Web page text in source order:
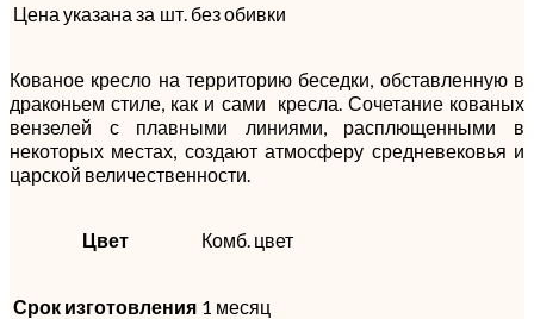
Цена указана за шт. без обивки
Кованое кресло на территорию беседки, обставленную в
драконьем стиле, как и сами кресла. Сочетание кованых
вензелей с плавными линиями, расплющенными в
некоторых местах, создают атмосферу средневековья и
царской величественности.
Цвет Комб. цвет
Срок изготовления 1 месяц